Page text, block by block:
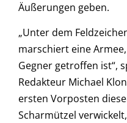
Äußerungen geben.
„Unter dem
marschiert eine
Gegner getroffen ist“,
Redakteur Michael
ersten Vorposten
Scharmützel